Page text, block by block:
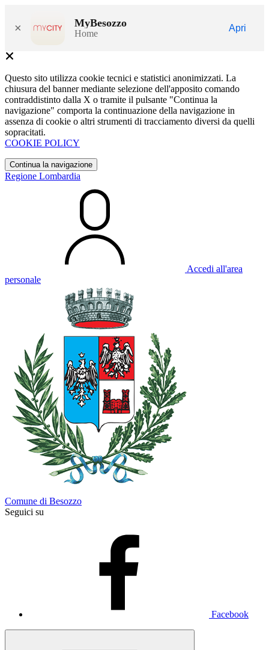
× MyBesozzo
Home
Apri
Questo sito utilizza cookie tecnici e statistici anonimizzati. La
chiusura del banner mediante selezione dell'apposito comando
contraddistinto dalla X o tramite il pulsante "Continua la
navigazione" comporta la continuazione della navigazione in
assenza di cookie o altri strumenti di tracciamento diversi da quelli
sopracitati.
COOKIE POLICY
Continua la navigazione
Regione Lombardia
Accedi all'area
personale
Comune di Besozzo
Seguici su
Facebook